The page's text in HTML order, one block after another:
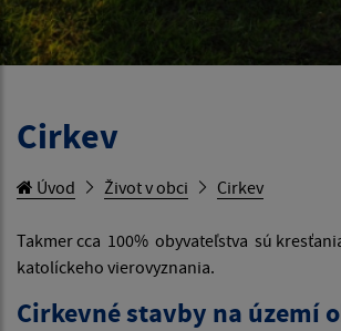
Cirkev
Úvod Život v obci Cirkev
Takmer cca 100% obyvateľstva sú
katolíckeho vierovyznania.
Cirkevné stavby na území